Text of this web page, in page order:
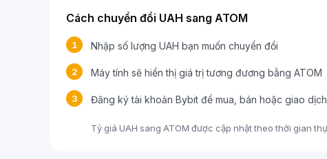
Cách chuyển đổi UAH sang ATOM
1 Nhập số lượng UAH bạn muốn chuyển đổi
2 Máy tính sẽ hiển thị giá trị tương đương bằng ATOM
3 Đăng ký tài khoản Bybit để mua, bán hoặc giao
Tỷ giá UAH sang ATOM được cập nhật theo thời gian